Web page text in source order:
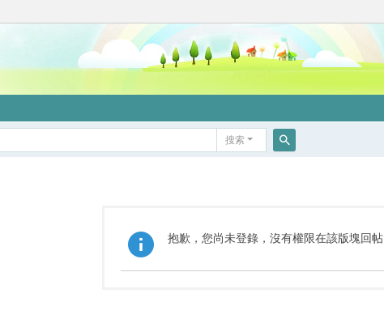
搜索
抱歉，您尚未登錄，沒有權限在該版塊回帖